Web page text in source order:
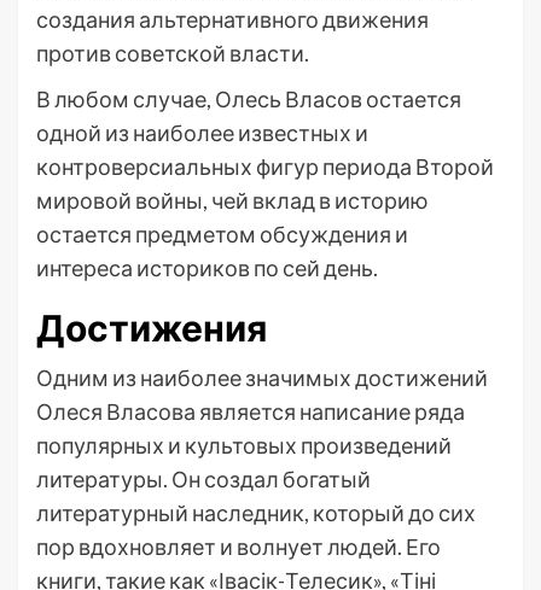
создания альтернативного движения
против советской власти.
В любом случае, Олесь Власов остается
одной из наиболее известных и
контроверсиальных фигур периода Второй
мировой войны, чей вклад в историю
остается предметом обсуждения и
интереса историков по сей день.
Достижения
Одним из наиболее значимых достижений
Олеся Власова является написание ряда
популярных и культовых произведений
литературы. Он создал богатый
литературный наследник, который до сих
пор вдохновляет и волнует людей. Его
книги, такие как «Івасік-Телесик», «Тіні